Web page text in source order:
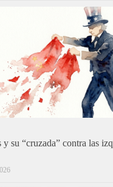
su “cruzada” contra las